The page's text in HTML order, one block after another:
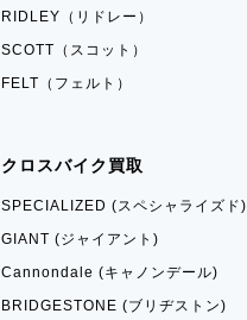
RIDLEY（リドレー）
SCOTT（スコット）
FELT（フェルト）
クロスバイク買取
SPECIALIZED (スペシャライズド)
GIANT (ジャイアント)
Cannondale (キャノンデール)
BRIDGESTONE (ブリヂストン)